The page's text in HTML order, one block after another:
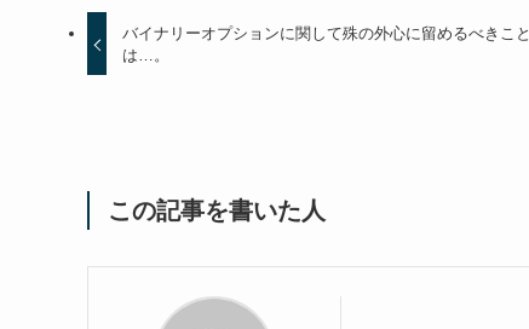
バイナリーオプションに関して殊の外心に留めるべきこと
は…。
この記事を書いた人